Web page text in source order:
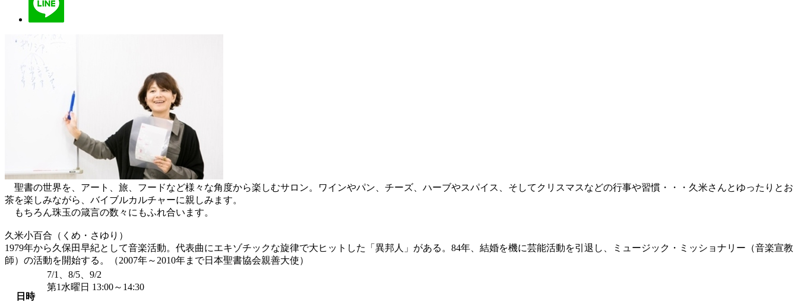
聖書の世界を、アート、旅、フードなど様々な角度から楽しむサロン。ワインやパン、チーズ、ハーブやスパイス、そしてクリスマスなどの行事や習慣・・・久米さんとゆったりとお
茶を楽しみながら、バイブルカルチャーに親しみます。
もちろん珠玉の箴言の数々にもふれ合います。
久米小百合（くめ・さゆり）
1979年から久保田早紀として音楽活動。代表曲にエキゾチックな旋律で大ヒットした「異邦人」がある。84年、結婚を機に芸能活動を引退し、ミュージック・ミッショナリー（音楽宣教
師）の活動を開始する。（2007年～2010年まで日本聖書協会親善大使）
日時
7/1、8/5、9/2
第1水曜日 13:00～14:30